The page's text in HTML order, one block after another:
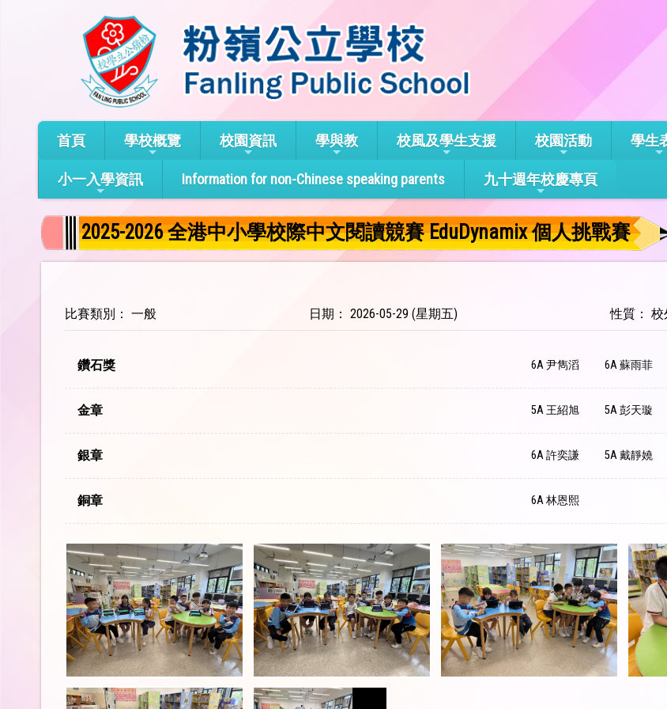
首頁 學校概覽 校園資訊 學與教 校風及學生支援 校園活動 學生
小一入學資訊 Information for non-Chinese speaking parents 九十週年校慶專頁
2025-2026 全港中小學校際中文閱讀競賽 EduDynamix 個人挑戰賽
比賽類別： 一般 日期： 2026-05-29 (星期五) 性質：
鑽石獎 6A 尹雋滔 6A 蘇雨菲
金章 5A 王紹旭 5A 彭天璇
銀章 6A 許奕謙 5A 戴靜嬈
銅章 6A 林恩熙